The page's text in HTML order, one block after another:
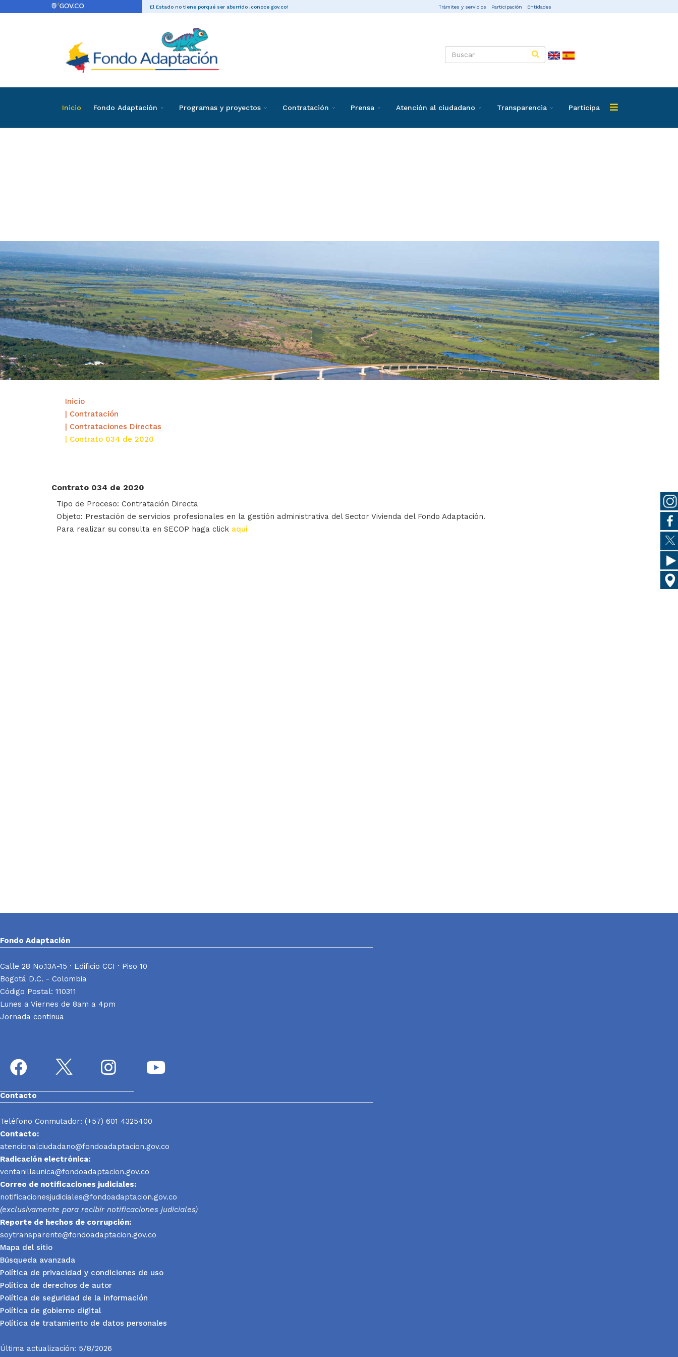
El Estado no tiene porqué ser aburrido ¡conoce gov.co! Trámites y servicios Participación Entidades
Inicio Fondo Adaptación Programas y proyectos Contratación Prensa Atención al ciudadano Transparencia Participa
Directas
Inicio
| Contratación
| Contrataciones Directas
| Contrato 034 de 2020
Contrato 034 de 2020
Tipo de Proceso: Contratación Directa
Objeto: Prestación de servicios profesionales en la gestión administrativa del Sector Vivienda del Fondo Adaptación.
Para realizar su consulta en SECOP haga click aquí
Fondo Adaptación
Calle 28 No.13A-15 · Edificio CCI · Piso 10
Bogotá D.C. - Colombia
Código Postal: 110311
Lunes a Viernes de 8am a 4pm
Jornada continua
Contacto
Teléfono Conmutador: (+57) 601 4325400
Contacto:
atencionalciudadano@fondoadaptacion.gov.co
Radicación electrónica:
ventanillaunica@fondoadaptacion.gov.co
Correo de notificaciones judiciales:
notificacionesjudiciales@fondoadaptacion.gov.co
(exclusivamente para recibir notificaciones judiciales)
Reporte de hechos de corrupción:
soytransparente@fondoadaptacion.gov.co
Mapa del sitio
Búsqueda avanzada
Política de privacidad y condiciones de uso
Política de derechos de autor
Política de seguridad de la información
Política de gobierno digital
Política de tratamiento de datos personales
Última actualización: 5/8/2026